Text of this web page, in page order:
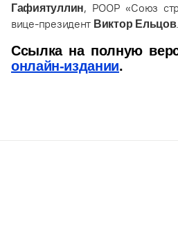
Гафиятуллин, РООР «Союз
вице-президент Виктор Ельцов.
Ссылка на полную
онлайн-издании.